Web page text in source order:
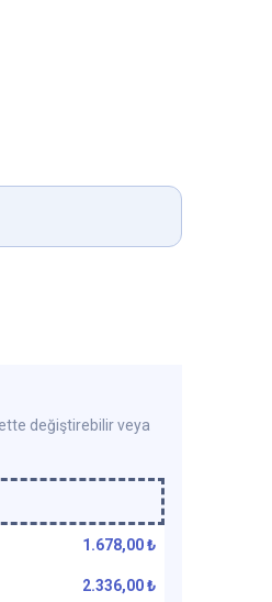
değiştirebilir veya
1.678,00₺
2.336,00₺